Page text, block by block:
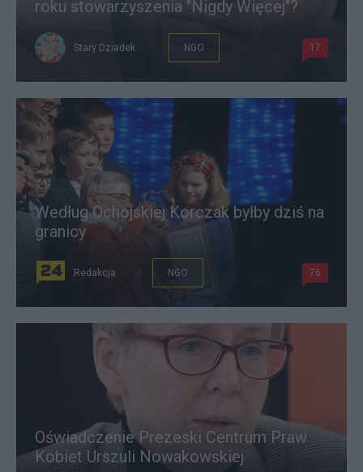
roku stowarzyszenia "Nigdy Więcej"?
Stary Dziadek NGO 17
Według Ochojskiej Korczak byłby dziś na
granicy
Redakcja NGO 76
Oświadczenie Prezeski Centrum Praw
Kobiet Urszuli Nowakowskiej